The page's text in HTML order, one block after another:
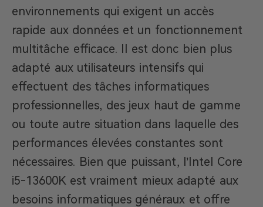
environnements qui exigent un accès
rapide aux données et un fonctionnement
multitâche efficace. Il est donc bien plus
adapté aux utilisateurs intensifs qui
effectuent des tâches informatiques
professionnelles, des jeux haut de gamme
ou toute autre situation dans laquelle des
performances élevées constantes sont
nécessaires. Bien que puissant, l’Intel Core
i5-13600K est vraiment mieux adapté aux
besoins informatiques généraux et offre